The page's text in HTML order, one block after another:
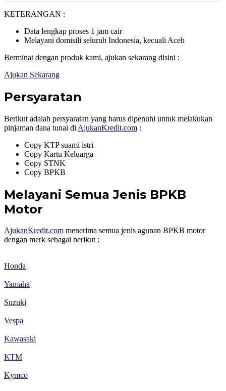
KETERANGAN :
Data lengkap proses 1 jam cair
Melayani domisili seluruh Indonesia, kecuali Aceh
Berminat dengan produk kami, ajukan sekarang disini :
Ajukan Sekarang
Persyaratan
Berikut adalah persyaratan yang harus dipenuhi untuk melakukan
pinjaman dana tunai di AjukanKredit.com :
Copy KTP suami istri
Copy Kartu Keluarga
Copy STNK
Copy BPKB
Melayani Semua Jenis BPKB
Motor
AjukanKredit.com menerima semua jenis agunan BPKB motor
dengan merk sebagai berikut :
Honda
Yamaha
Suzuki
Vespa
Kawasaki
KTM
Kymco